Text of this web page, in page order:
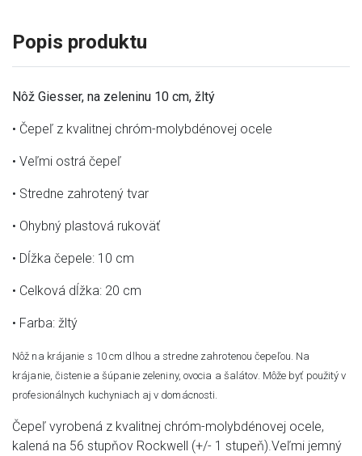
Popis produktu
Nôž Giesser, na zeleninu 10 cm, žltý
• Čepeľ z kvalitnej chróm-molybdénovej ocele
• Veľmi ostrá čepeľ
• Stredne zahrotený tvar
• Ohybný plastová rukoväť
• Dĺžka čepele: 10 cm
• Celková dĺžka: 20 cm
• Farba: žltý
Nôž na krájanie s 10 cm dlhou a stredne zahrotenou čepeľou. Na
krájanie, čistenie a šúpanie zeleniny, ovocia a šalátov. Môže byť použitý v
profesionálnych kuchyniach aj v domácnosti.
Čepeľ vyrobená z kvalitnej chróm-molybdénovej ocele,
kalená na 56 stupňov Rockwell (+/- 1 stupeň).Veľmi jemný